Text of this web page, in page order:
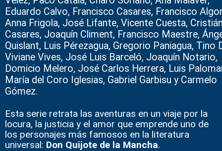
Eduardo Calvo, Francisco Casares, Francisco
Anna Frigola, José Lifante, Vicente Cuesta,
Casares, Joaquín Climent, Francisco Maestre,
Quislant, Luis Pérezagua, Gregorio Paniagua, Tino
Viviane Vives, José Luis Barceló, Joaquín Notario,
Domicio Melero, José Carlos Herrera, Luis
María del Coro Iglesias, Gabriel Garbisu y Carmelo
Gómez.
Esta serie retrata las aventuras en un viaje por la
locura, la justicia y el amor que emprende uno de
los personajes más famosos en la literatura
universal: Don Quijote de la Mancha.